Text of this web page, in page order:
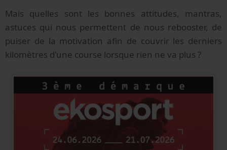
Mais quelles sont les bonnes attitudes, mantras,
astuces qui nous permettent de nous rebooster, de
puiser de la motivation afin de couvrir les derniers
kilomètres d'une course lorsque rien ne va plus ?